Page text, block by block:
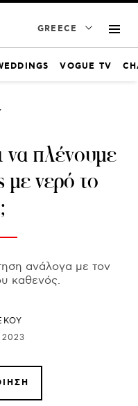
GREECE
VOGUE TV
να πλένουμε
νερό το
ανάλογα με τον
καθενός.